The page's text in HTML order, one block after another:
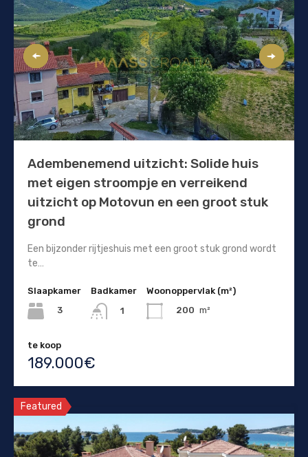
Adembenemend uitzicht: Solide huis
met eigen stroompje en verreikend
uitzicht op Motovun en een groot stuk
grond
Een bijzonder rijtjeshuis met een groot stuk grond wordt
te…
Slaapkamer
3
Badkamer
1
Woonoppervlak (m²)
200 m²
te koop
189.000€
Featured